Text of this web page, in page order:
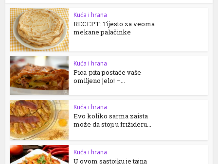
Kuća i hrana
RECEPT: Tijesto za veoma
mekane palačinke
Kuća i hrana
Pica-pita postaće vaše
omiljeno jelo! –...
Kuća i hrana
Evo koliko sarma zaista
može da stoji u frižideru...
Kuća i hrana
U ovom sastojku je tajna